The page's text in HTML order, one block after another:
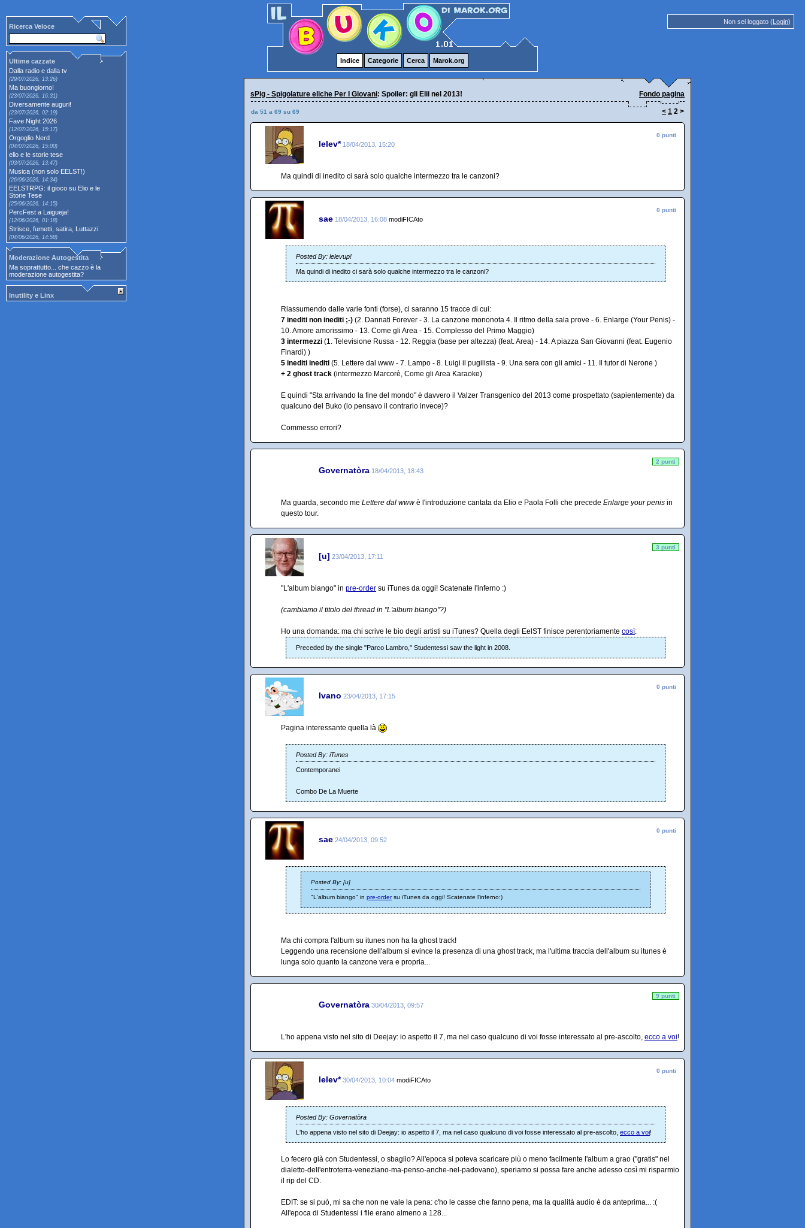
Non sei loggato (Login)
Indice Categorie Cerca Marok.org
Ricerca Veloce
Ultime cazzate
Dalla radio e dalla tv
(29/07/2026, 13:26)
Ma buongiorno!
(23/07/2026, 16:31)
Diversamente auguri!
(23/07/2026, 02:19)
Fave Night 2026
(12/07/2026, 15:17)
Orgoglio Nerd
(04/07/2026, 15:00)
elio e le storie tese
(03/07/2026, 13:47)
Musica (non solo EELST!)
(26/06/2026, 14:34)
EELSTRPG: il gioco su Elio e le
Storie Tese
(25/06/2026, 14:15)
PercFest a Laigueja!
(12/06/2026, 01:18)
Strisce, fumetti, satira, Luttazzi
(04/06/2026, 14:58)
Moderazione Autogestita
Ma soprattutto... che cazzo è la
moderazione autogestita?
Inutility e Linx
sPig - Spigolature eliche Per I Giovani: Spoiler: gli Elii nel 2013! Fondo pagina
da 51 a 69 su 69 < 1 2 >
lelev* 18/04/2013, 15:20
0 punti
Ma quindi di inedito ci sarà solo qualche intermezzo tra le canzoni?
sae 18/04/2013, 16:08 modiFICAto
0 punti
Posted By: lelevup!
Ma quindi di inedito ci sarà solo qualche intermezzo tra le canzoni?
Riassumendo dalle varie fonti (forse), ci saranno 15 tracce di cui:
7 inediti non inediti ;-) (2. Dannati Forever - 3. La canzone mononota 4. Il ritmo della sala prove - 6. Enlarge (Your Penis) -
10. Amore amorissimo - 13. Come gli Area - 15. Complesso del Primo Maggio)
3 intermezzi (1. Televisione Russa - 12. Reggia (base per altezza) (feat. Area) - 14. A piazza San Giovanni (feat. Eugenio
Finardi) )
5 inediti inediti (5. Lettere dal www - 7. Lampo - 8. Luigi il pugilista - 9. Una sera con gli amici - 11. Il tutor di Nerone )
+ 2 ghost track (intermezzo Marcorè, Come gli Area Karaoke)
E quindi "Sta arrivando la fine del mondo" è davvero il Valzer Transgenico del 2013 come prospettato (sapientemente) da
qualcuno del Buko (io pensavo il contrario invece)?
Commesso errori?
Governatòra 18/04/2013, 18:43
2 punti
Ma guarda, secondo me Lettere dal wwwè l'introduzione cantata da Elio e Paola Folli che precede Enlarge your penis in
questo tour.
[u] 23/04/2013, 17:11
3 punti
"L'album biango" in pre-order su iTunes da oggi! Scatenate l'inferno :)
(cambiamo il titolo del thread in "L'album biango"?)
Ho una domanda: ma chi scrive le bio degli artisti su iTunes? Quella degli EelST finisce perentoriamente così:
Preceded by the single "Parco Lambro," Studentessi saw the light in 2008.
Ivano 23/04/2013, 17:15
0 punti
Pagina interessante quella là
Posted By: iTunes
Contemporanei
Combo De La Muerte
sae 24/04/2013, 09:52
0 punti
Posted By: [u]
"L'album biango" in pre-ordersu iTunes da oggi! Scatenate l'inferno:)
Ma chi compra l'album su itunes non ha la ghost track!
Leggendo una recensione dell'album si evince la presenza di una ghost track, ma l'ultima traccia dell'album su itunes è
lunga solo quanto la canzone vera e propria...
Governatòra 30/04/2013, 09:57
9 punti
L'ho appena visto nel sito di Deejay: io aspetto il 7, ma nel caso qualcuno di voi fosse interessato al pre-ascolto, ecco a voi!
lelev* 30/04/2013, 10:04 modiFICAto
0 punti
Posted By: Governatòra
L'ho appena visto nel sito di Deejay: io aspetto il 7, ma nel caso qualcuno di voi fosse interessato al pre-ascolto, ecco a voi!
Lo fecero già con Studentessi, o sbaglio? All'epoca si poteva scaricare più o meno facilmente l'album a grao ("gratis" nel
dialetto-dell'entroterra-veneziano-ma-penso-anche-nel-padovano), speriamo si possa fare anche adesso così mi risparmio
il rip del CD.
EDIT: se si può, mi sa che non ne vale la pena: c'ho le casse che fanno pena, ma la qualità audio è da anteprima... :(
All'epoca di Studentessi i file erano almeno a 128...